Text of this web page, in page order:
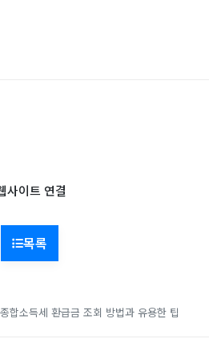
사이트 연결
목록
종합소득세 환급금 조회 방법과 유용한 팁